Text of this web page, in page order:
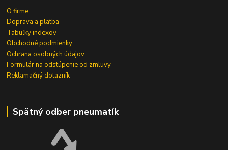
O firme
Doprava a platba
Tabuľky indexov
Obchodné podmienky
Ochrana osobných údajov
Formulár na odstúpenie od zmluvy
Reklamačný dotazník
Spätný odber pneumatík